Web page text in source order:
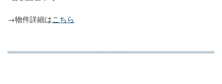
→物件詳細はこちら